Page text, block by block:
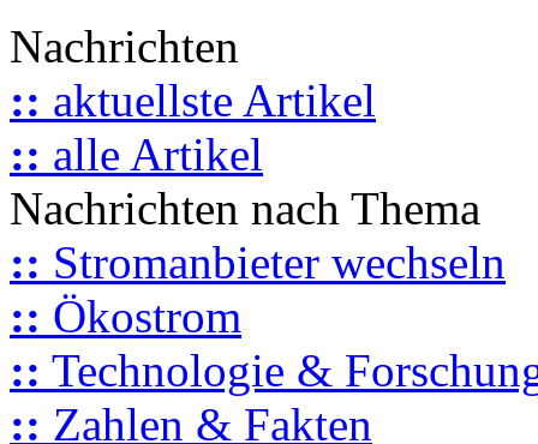
Nachrichten
:: aktuellste Artikel
:: alle Artikel
Nachrichten nach Thema
:: Stromanbieter wechseln
:: Ökostrom
:: Technologie &
:: Zahlen & Fakten